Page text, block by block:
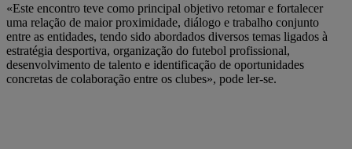
«Este encontro teve como principal objetivo retomar e fortalecer
uma relação de maior proximidade, diálogo e trabalho conjunto
entre as entidades, tendo sido abordados diversos temas ligados à
estratégia desportiva, organização do futebol profissional,
desenvolvimento de talento e identificação de oportunidades
concretas de colaboração entre os clubes», pode ler-se.